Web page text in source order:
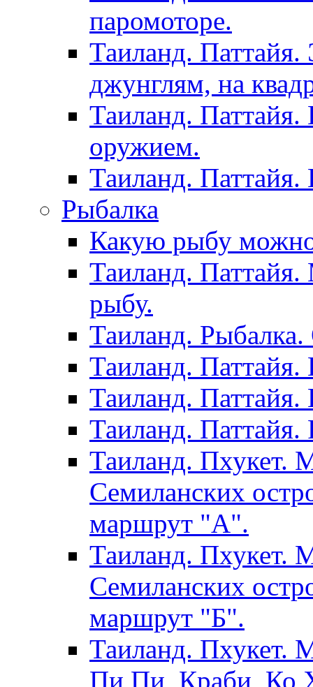
паромоторе.
Таиланд. Паттайя.
джунглям, на
Таиланд.
оружием.
Таиланд. Паттайя.
Рыбалка
Какую рыбу
Таиланд.
рыбу.
Таиланд. Рыбалка.
Таиланд. Паттайя.
Таиланд. Паттайя.
Таиланд. Паттайя.
Таиланд. Пхукет.
Семиланских
маршрут "А".
Таиланд. Пхукет.
Семиланских
маршрут "Б".
Таиланд. Пхукет.
Пи Пи, Краби, Ко